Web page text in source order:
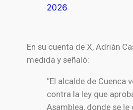
2026
En su cuenta de X, Adrián
medida y señaló:
“El alcalde de Cuenca
contra la ley que
Asamblea, donde se le